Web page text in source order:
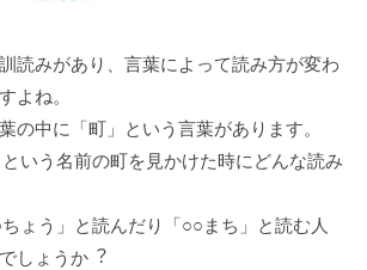
読みがあり、⾔葉によって読み⽅が変わ
よね。
の中に「町」という⾔葉があります。
いう名前の町を⾒かけた時にどんな読み
ょう」と読んだり「○○まち」と読む⼈
しょうか︖